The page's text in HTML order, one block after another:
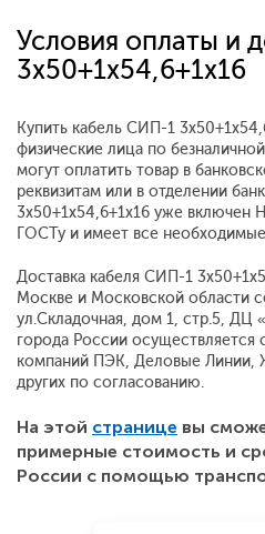
Условия оплаты и
3x50+1x54,6+1x16
Купить кабель СИП-1
физические лица по
могут оплатить товар в
реквизитам или в отделении
3x50+1x54,6+1x16 уже включен
ГОСТу и имеет все
Доставка кабеля СИП-1
Москве и Московской области
ул.Складочная, дом 1, стр.5, ДЦ
города России
компаний ПЭК, Деловые Линии,
других по согласованию.
На этой странице вы
примерные стоимость и
России с помощью